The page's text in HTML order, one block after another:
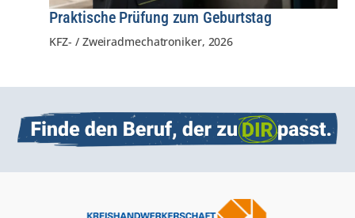
Praktische Prüfung zum Geburtstag
KFZ- / Zweiradmechatroniker, 2026